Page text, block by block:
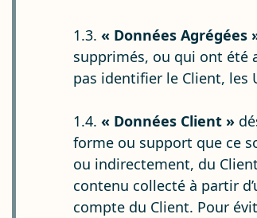
1.3. « Données Agrégées
supprimés, ou qui ont été
pas identifier le Client,
1.4. « Données Client »
forme ou support que ce
ou indirectement, du
contenu collecté à partir
compte du Client. Pour